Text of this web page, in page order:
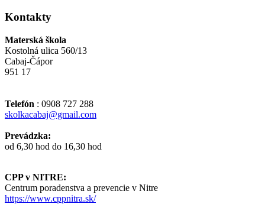
Kontakty
Materská škola
Kostolná ulica 560/13
Cabaj-Čápor
951 17
Telefón : 0908 727 288
skolkacabaj@gmail.com
Prevádzka:
od 6,30 hod do 16,30 hod
CPP v NITRE:
Centrum poradenstva a prevencie v Nitre
https://www.cppnitra.sk/